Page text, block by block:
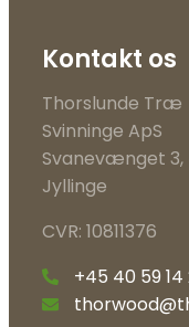
Kontakt os
Thorslunde Træ
Svinninge ApS
Svanevænget 3,
Jyllinge
CVR: 10811376
+45 40 59 14